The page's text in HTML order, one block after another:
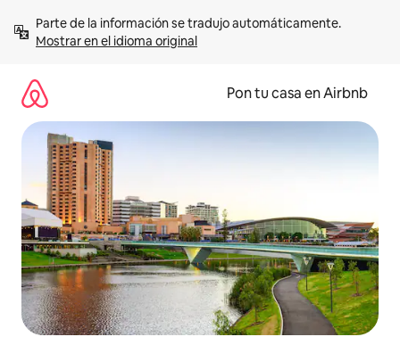
contenidoMostrar en el idioma original
Pon tu casa en Airbnb